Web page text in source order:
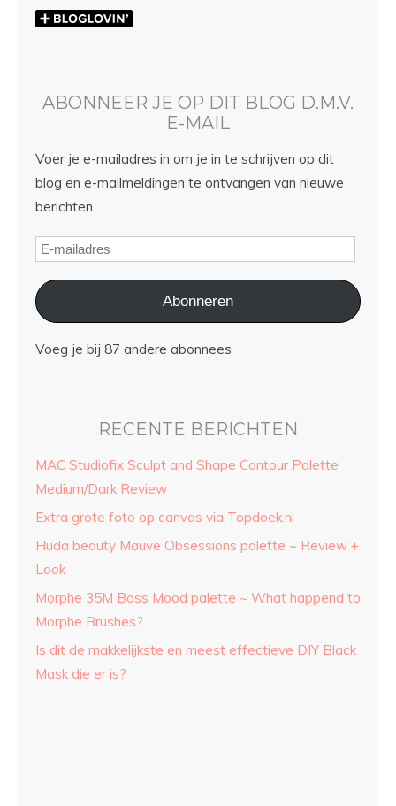
ABONNEER JE OP DIT BLOG D.M.V.
E-MAIL
Voer je e-mailadres in om je in te schrijven op dit
blog en e-mailmeldingen te ontvangen van nieuwe
berichten.
Abonneren
Voeg je bij 87 andere abonnees
RECENTE BERICHTEN
MAC Studiofix Sculpt and Shape Contour Palette
Medium/Dark Review
Extra grote foto op canvas via Topdoek.nl
Huda beauty Mauve Obsessions palette ~ Review +
Look
Morphe 35M Boss Mood palette ~ What happend to
Morphe Brushes?
Is dit de makkelijkste en meest effectieve DIY Black
Mask die er is?